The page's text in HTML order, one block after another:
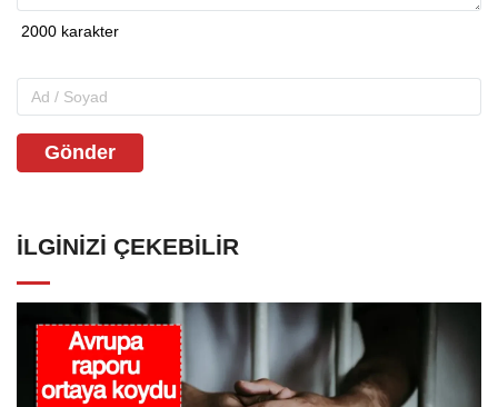
Gönder
İLGINIZI ÇEKEBILIR